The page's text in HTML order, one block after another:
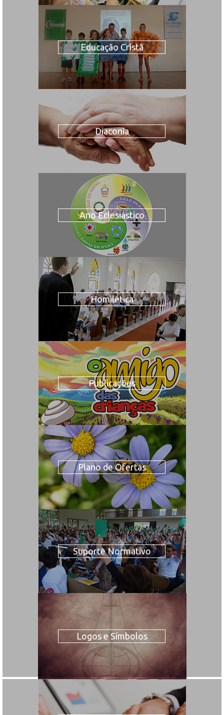
Educação Cristã
Diaconia
Ano Eclesiástico
Homilética
Publicações
Plano de Ofertas
Suporte Normativo
Logos e Símbolos